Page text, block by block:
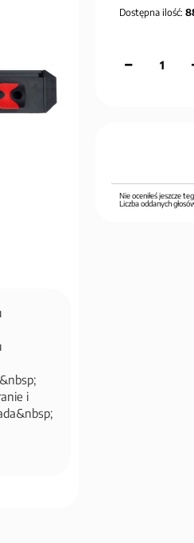
i
Dostępna ilość:
Nie oceniłeś jeszcze
Liczba oddanych